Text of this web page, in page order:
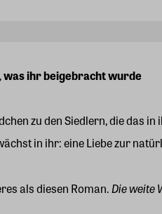
was ihr beigebracht wurde
zu den Siedlern, die das in
in ihr: eine Liebe zur
als diesen Roman.Die weite